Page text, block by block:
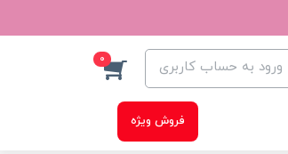
ورود به حساب کاربری 0
فروش ویژه